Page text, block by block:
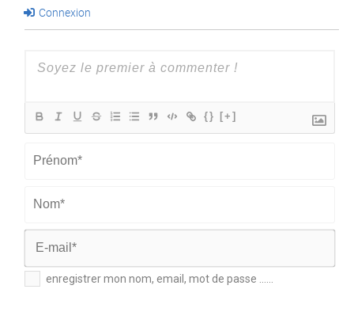
Connexion
{} [+]
Nom*
E-
mail*
enregistrer mon nom, email, mot de passe ......